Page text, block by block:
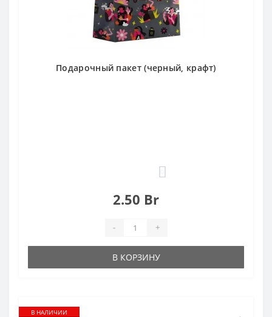
Подарочный пакет (черный, крафт)
2.50 Br
- +
В КОРЗИНУ
В НАЛИЧИИ